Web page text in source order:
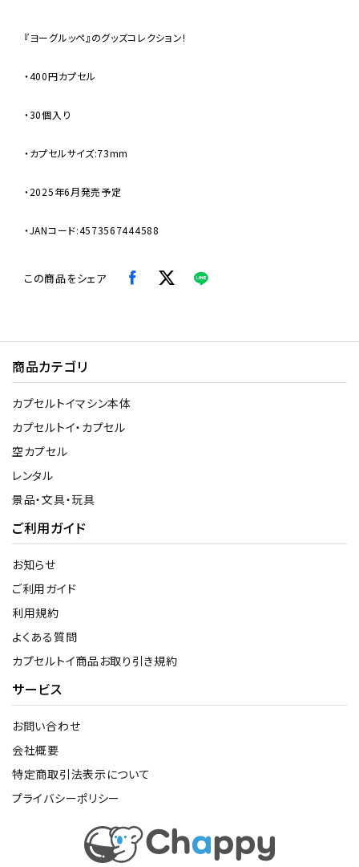
『ヨーグルッペ』のグッズコレクション!
・400円カプセル
・30個入り
・カプセルサイズ:73mm
・2025年6月発売予定
・JANコード:4573567444588
この商品をシェア
商品カテゴリ
カプセルトイマシン本体
カプセルトイ・カプセル
空カプセル
レンタル
景品・文具・玩具
ご利用ガイド
お知らせ
ご利用ガイド
利用規約
よくある質問
カプセルトイ商品お取り引き規約
サービス
お問い合わせ
会社概要
特定商取引法表示について
プライバシーポリシー